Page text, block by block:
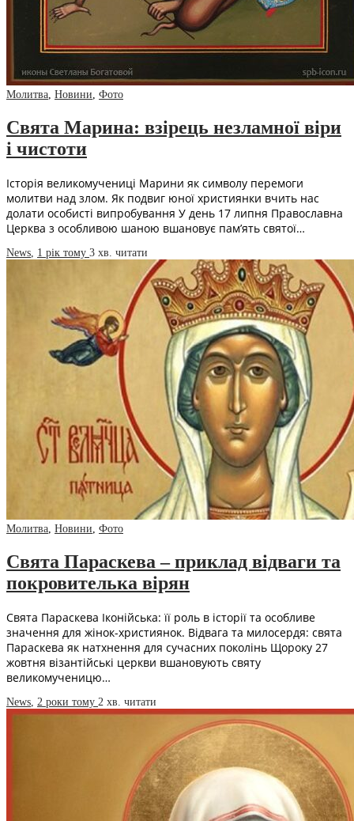
Молитва, Новини, Фото
Свята Марина: взірець незламної віри
і чистоти
Історія великомучениці Марини як символу перемоги
молитви над злом. Як подвиг юної християнки вчить нас
долати особисті випробування У день 17 липня Православна
Церква з особливою шаною вшановує пам’ять святої…
News, 1 рік тому 3 хв. читати
Молитва, Новини, Фото
Свята Параскева – приклад відваги та
покровителька вірян
Свята Параскева Іконійська: її роль в історії та особливе
значення для жінок-християнок. Відвага та милосердя: свята
Параскева як натхнення для сучасних поколінь Щороку 27
жовтня візантійські церкви вшановують святу
великомученицю…
News 2 роки тому 2 хв. читати